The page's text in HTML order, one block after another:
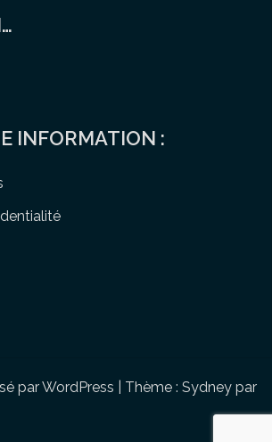
INFORMATION :
par WordPress Thème : Sydney par